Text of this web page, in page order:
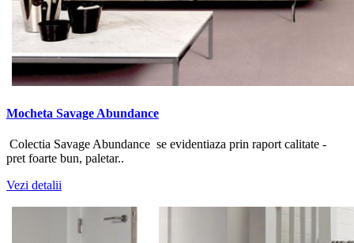
Mocheta Savage Abundance
Colectia Savage Abundance se evidentiaza prin raport calitate -
pret foarte bun, paletar..
Vezi detalii